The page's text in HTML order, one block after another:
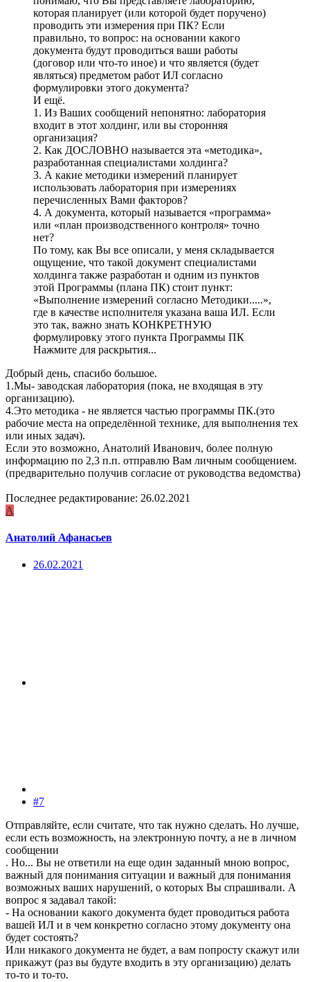
которая планирует (или которой будет поручено)
проводить эти измерения при ПК? Если
правильно, то вопрос: на основании какого
документа будут проводиться ваши работы
(договор или что-то иное) и что является (будет
являться) предметом работ ИЛ согласно
формулировки этого документа?
И ещё.
1. Из Ваших сообщений непонятно: лаборатория
входит в этот холдинг, или вы сторонняя
организация?
2. Как ДОСЛОВНО называется эта «методика»,
разработанная специалистами холдинга?
3. А какие методики измерений планирует
использовать лаборатория при измерениях
перечисленных Вами факторов?
4. А документа, который называется «программа»
или «план производственного контроля» точно
нет?
По тому, как Вы все описали, у меня складывается
ощущение, что такой документ специалистами
холдинга также разработан и одним из пунктов
этой Программы (плана ПК) стоит пункт:
«Выполнение измерений согласно Методики.....»,
где в качестве исполнителя указана ваша ИЛ. Если
это так, важно знать КОНКРЕТНУЮ
формулировку этого пункта Программы ПК
Нажмите для раскрытия...
Добрый день, спасибо большое.
1.Мы- заводская лаборатория (пока, не входящая в эту
организацию).
4.Это методика - не является частью программы ПК.(это
рабочие места на определённой технике, для выполнения тех
или иных задач).
Если это возможно, Анатолий Иванович, более полную
информацию по 2,3 п.п. отправлю Вам личным сообщением.
(предварительно получив согласие от руководства ведомства)
Последнее редактирование: 26.02.2021
А
Анатолий Афанасьев
26.02.2021
#7
Отправляйте, если считате, что так нужно сделать. Но лучше,
если есть возможность, на электронную почту, а не в личном
сообщении
. Но... Вы не ответили на еще один заданный мною вопрос,
важный для понимания ситуации и важный для понимания
возможных ваших нарушений, о которых Вы спрашивали. А
вопрос я задавал такой:
- На основании какого документа будет проводиться работа
вашей ИЛ и в чем конкретно согласно этому документу она
будет состоять?
Или никакого документа не будет, а вам попросту скажут или
прикажут (раз вы будуте входить в эту организацию) делать
то-то и то-то.